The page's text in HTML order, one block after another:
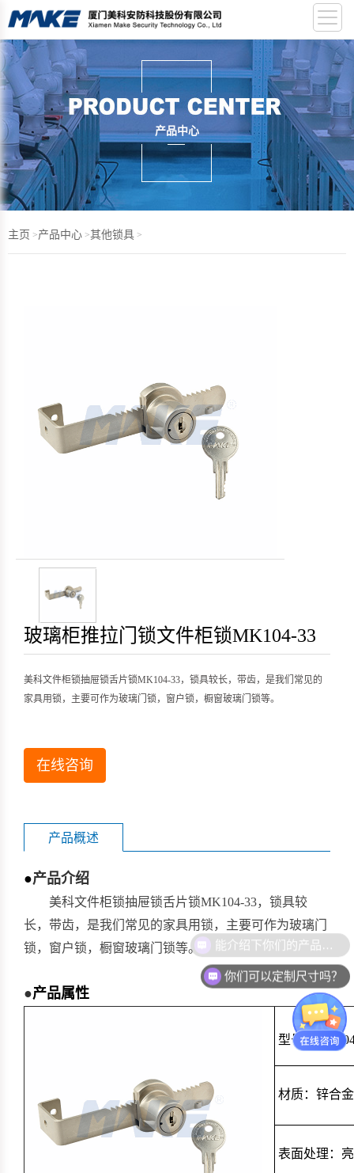
产品中心
主页 >产品中心 >其他锁具 >
玻璃柜推拉门锁文件柜锁MK104-33
美科文件柜锁抽屉锁舌片锁MK104-33，锁具较长，带齿，是我们常见的
家具用锁，主要可作为玻璃门锁，窗户锁，橱窗玻璃门锁等。
在线咨询
产品概述
●产品介绍
美科文件柜锁抽屉锁舌片锁MK104-33，锁具较
长，带齿，是我们常见的家具用锁，主要可作为玻璃门
锁，窗户锁，橱窗玻璃门锁等。
●产品属性
型号：
材质：锌合金
表面处理：
你们可以定制尺寸吗？